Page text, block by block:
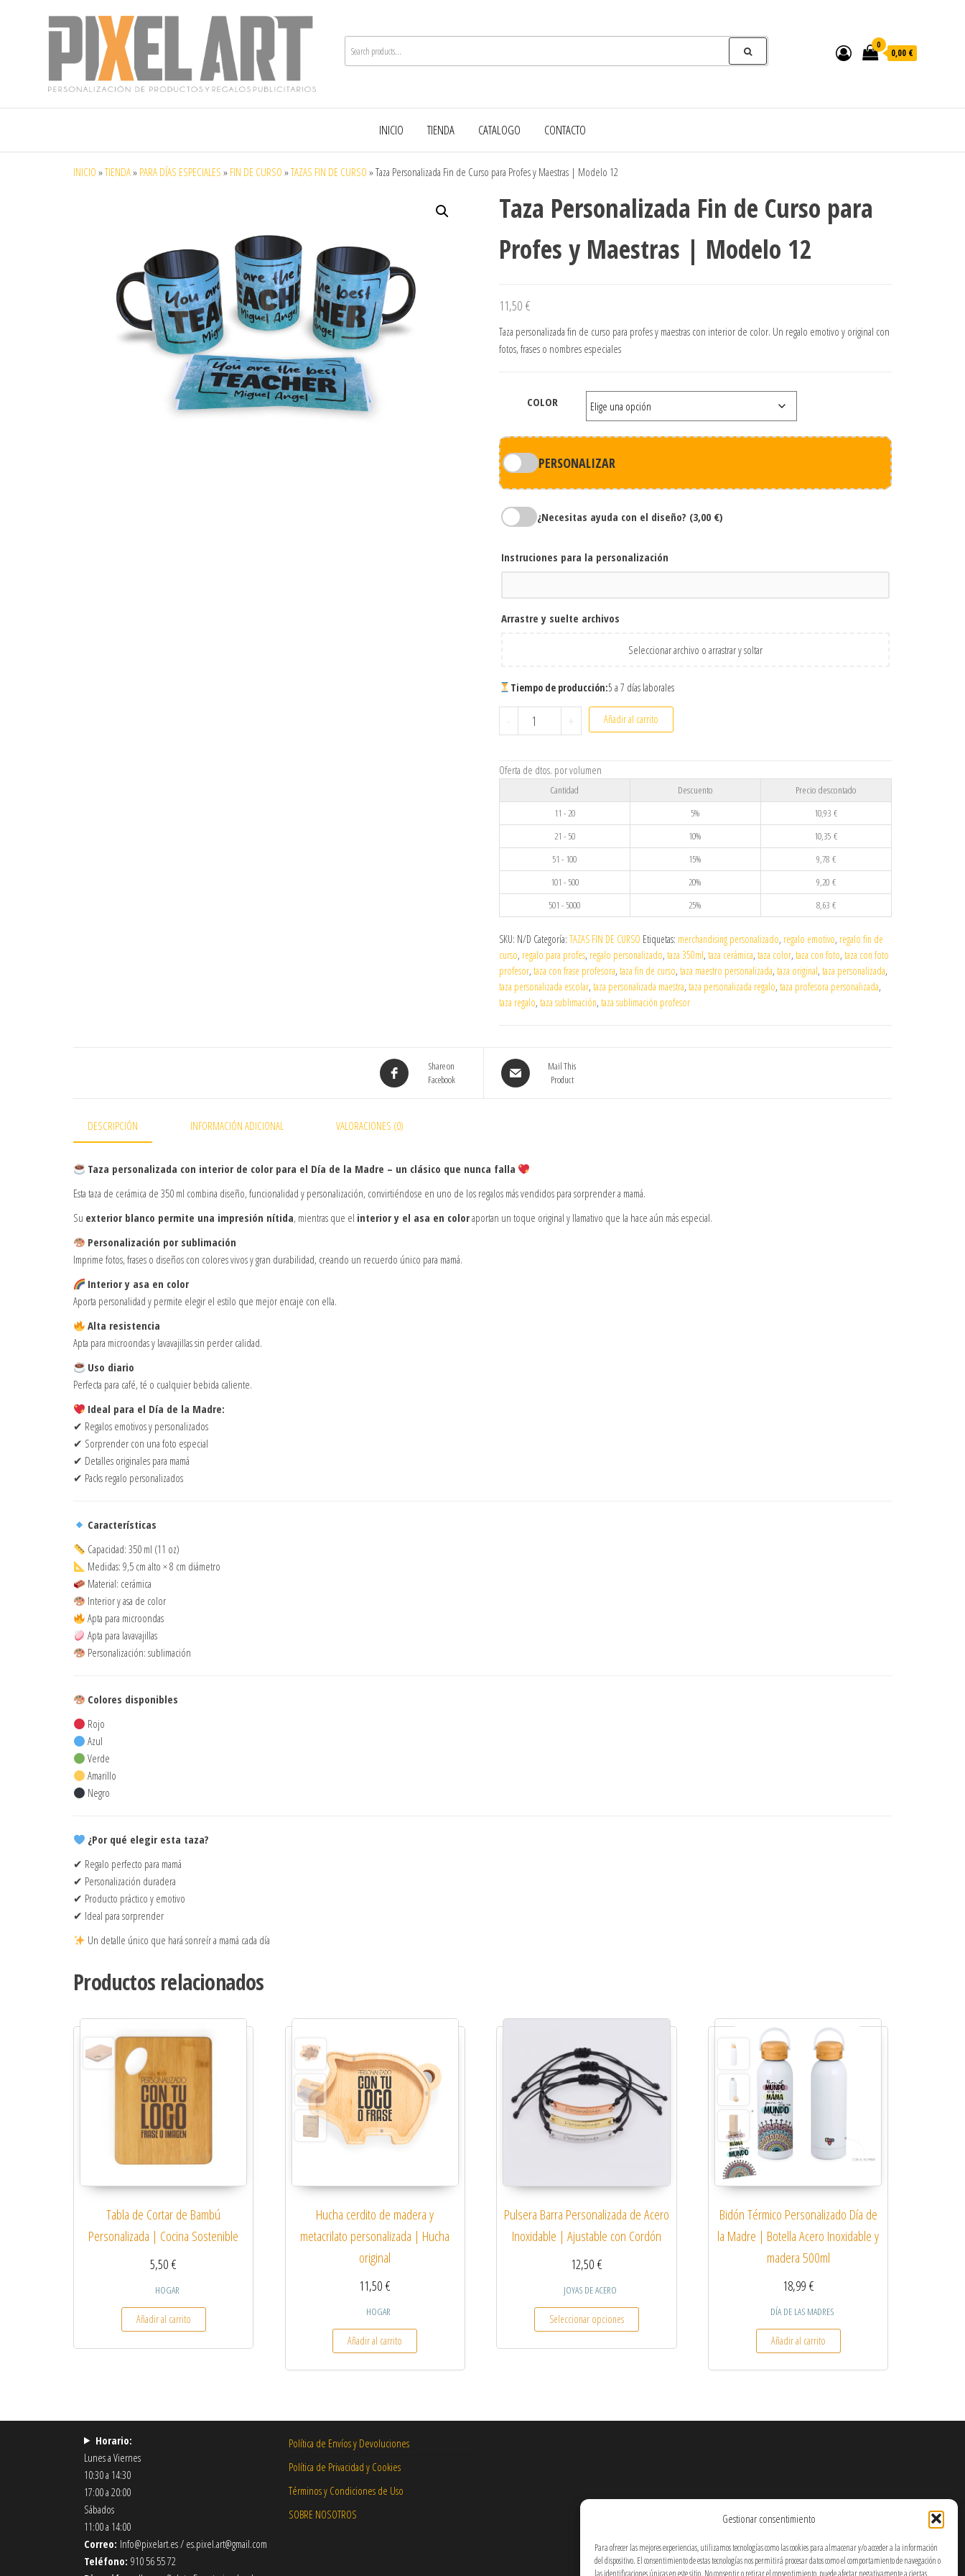
Gestionar consentimiento
Para ofrecer las mejores experiencias, utilizamos tecnologías como las cookies para almacenar y/o acceder a la información
del dispositivo. El consentimiento de estas tecnologías nos permitirá procesar datos como el comportamiento de navegación o
las identificaciones únicas en este sitio. No consentir o retirar el consentimiento, puede afectar negativamente a ciertas
Pixelart
en móstoles
0
0,00 €
INICIO TIENDA CATALOGO CONTACTO
INICIO »TIENDA» PARA DÍAS ESPECIALES » FIN DE CURSO »TAZAS FIN DE CURSO »Taza Personalizada Fin de Curso para Profes y Maestras | Modelo 12
Taza Personalizada Fin de Curso para
Profes y Maestras | Modelo 12
11,50 €
Taza personalizada fin de curso para profes y maestras con interior de color. Un regalo emotivo y original con
fotos, frases o nombres especiales
COLOR
PERSONALIZAR
¿Necesitas ayuda con el diseño? (3,00 €)
Instruciones para la personalización
Arrastre y suelte archivos
Seleccionar archivo o arrastrar y soltar
Tiempo de producción:5 a 7 días laborales
- Taza Personalizada Fin de Curso para Profes y Maestras | Modelo 12 cantidad
+ Añadir al carrito
Oferta de dtos. por volumen
Cantidad Descuento
Precio descontado
11 - 20
5% 10,93€
21 - 50
10% 10,35€
51 - 100
15% 9,78 €
101 - 500
20% 9,20 €
501 - 5000
25% 8,63 €
SKU: N/D Categoría: TAZAS FIN DE CURSO Etiquetas: merchandising personalizado, regalo emotivo, regalo fin de
curso, regalo para profes, regalo personalizado, taza 350ml, taza cerámica, taza color, taza con foto, taza con foto
profesor, taza con frase profesora, taza fin de curso, taza maestro personalizada, taza original, taza personalizada,
taza personalizada escolar, taza personalizada maestra, taza personalizada regalo, taza profesora personalizada,
taza regalo, taza sublimación, taza sublimación profesor
Share on
Facebook
Mail This
Product
DESCRIPCIÓN INFORMACIÓN ADICIONAL VALORACIONES (0)
Taza personalizada con interior de color para el Día de la Madre – un clásico que nunca falla
Esta taza de cerámica de 350 ml combina diseño, funcionalidad y personalización, convirtiéndose en uno de los regalos más vendidos para sorprender a mamá.
Su exterior blanco permite una impresión nítida, mientras que el interior y el asa en coloraportan un toque original y llamativo que la hace aún más especial.
Personalización por sublimación
Imprime fotos, frases o diseños con colores vivos y gran durabilidad, creando un recuerdo único para mamá.
Interior y asa en color
Aporta personalidad y permite elegir el estilo que mejor encaje con ella.
Alta resistencia
Apta para microondas y lavavajillas sin perder calidad.
Uso diario
Perfecta para café, té o cualquier bebida caliente.
Ideal para el Día de la Madre:
✔ Regalos emotivos y personalizados
✔ Sorprender con una foto especial
✔ Detalles originales para mamá
✔ Packs regalo personalizados
Características
Capacidad: 350 ml (11 oz)
Medidas: 9,5 cm alto × 8 cm diámetro
Material: cerámica
Interior y asa de color
Apta para microondas
Apta para lavavajillas
Personalización: sublimación
Colores disponibles
Rojo
Azul
Verde
Amarillo
Negro
¿Por qué elegir esta taza?
✔ Regalo perfecto para mamá
✔ Personalización duradera
✔ Producto práctico y emotivo
✔ Ideal para sorprender
Un detalle único que hará sonreír a mamá cada día
Productos relacionados
Tabla de Cortar de Bambú
Personalizada | Cocina Sostenible
5,50€
HOGAR
Añadir al carrito
Hucha cerdito de madera y
metacrilato personalizada | Hucha
original
11,50€
HOGAR
Añadir al carrito
Pulsera Barra Personalizada de Acero
Inoxidable | Ajustable con Cordón
12,50€
JOYAS DE ACERO
Seleccionar opciones
Este producto tiene múltiples variantes. Las opciones se pueden elegir en la página de
Bidón Térmico Personalizado Día de
la Madre | Botella Acero Inoxidable y
madera 500ml
18,99€
DÍA DE LAS MADRES
Añadir al carrito
Horario:
Lunes a Viernes
10:30 a 14:30
17:00 a 20:00
Sábados
11:00 a 14:00
Correo: Info@pixelart.es / es.pixel.art@gmail.com
Teléfono: 910 56 55 72
Política de Envíos y Devoluciones
Política de Privacidad y Cookies
Términos y Condiciones de Uso
SOBRE NOSOTROS